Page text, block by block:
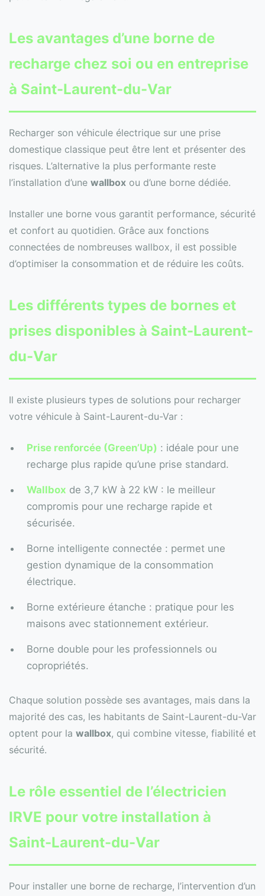
Les avantages d’une borne de
recharge chez soi ou en entreprise
à Saint-Laurent-du-Var
Recharger son véhicule électrique sur une prise
domestique classique peut être lent et présenter des
risques. L’alternative la plus performante reste
l’installation d’une wallbox ou d’une borne dédiée.
Installer une borne vous garantit performance, sécurité
et confort au quotidien. Grâce aux fonctions
connectées de nombreuses wallbox, il est possible
d’optimiser la consommation et de réduire les coûts.
Les différents types de bornes et
prises disponibles à Saint-Laurent-
du-Var
Il existe plusieurs types de solutions pour recharger
votre véhicule à Saint-Laurent-du-Var :
Prise renforcée (Green’Up) : idéale pour une
recharge plus rapide qu’une prise standard.
Wallbox de 3,7 kW à 22 kW : le meilleur
compromis pour une recharge rapide et
sécurisée.
Borne intelligente connectée : permet une
gestion dynamique de la consommation
électrique.
Borne extérieure étanche : pratique pour les
maisons avec stationnement extérieur.
Borne double pour les professionnels ou
copropriétés.
Chaque solution possède ses avantages, mais dans la
majorité des cas, les habitants de Saint-Laurent-du-Var
optent pour la wallbox, qui combine vitesse, fiabilité et
sécurité.
Le rôle essentiel de l’électricien
IRVE pour votre installation à
Saint-Laurent-du-Var
Pour installer une borne de recharge, l’intervention d’un